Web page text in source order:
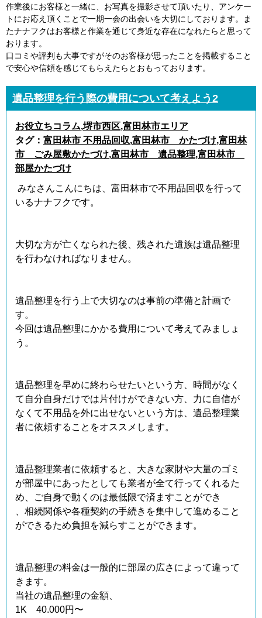
作業後にお客様と一緒に、お写真を撮影させて頂いたり、アンケー
トにお応え頂くことで一期一会の出会いを大切にしております。ま
たナナフクはお客様と作業を通じて身近な存在になれたらと思って
おります。
口コミや評判も大事ですがそのお客様が思ったことを掲載すること
で安心や信頼を感じてもらえたらとおもっております。
遺品整理を行う際の費用について考えよう2
お役立ちコラム,堺市西区,富田林市エリア
タグ： 富田林市 不用品回収,富田林市 かたづけ,富田林
市 ごみ屋敷かたづけ,富田林市 遺品整理,富田林市
部屋かたづけ
みなさんこんにちは、富田林市で不用品回収を行って
いるナナフクです。
大切な方が亡くなられた後、残された遺族は遺品整理
を行わなければなりません。
遺品整理を行う上で大切なのは事前の準備と計画で
す。
今回は遺品整理にかかる費用について考えてみましょ
う。
遺品整理を早めに終わらせたいという方、時間がなく
て自分自身だけでは片付けができない方、力に自信が
なくて不用品を外に出せないという方は、遺品整理業
者に依頼することをオススメします。
遺品整理業者に依頼すると、大きな家財や大量のゴミ
が部屋中にあったとしても業者が全て行ってくれるた
め、ご自身で動くのは最低限で済ますことができ
、相続関係や各種契約の手続きを集中して進めること
ができるため負担を減らすことができます。
遺品整理の料金は一般的に部屋の広さによって違って
きます。
当社の遺品整理の金額、
1K 40.000円〜